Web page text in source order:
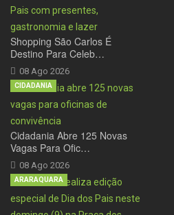
Shopping São Carlos É
Destino Para Celeb…
08 Ago 2026
Cidadania Abre 125 Novas
Vagas Para Ofic…
08 Ago 2026
CIDADANIA
ARARAQUARA